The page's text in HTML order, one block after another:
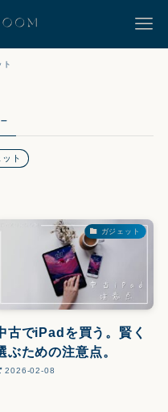
ト
ト
ガジェット
古でiPadを買う。賢く
ぶための注意点。
2026-02-08